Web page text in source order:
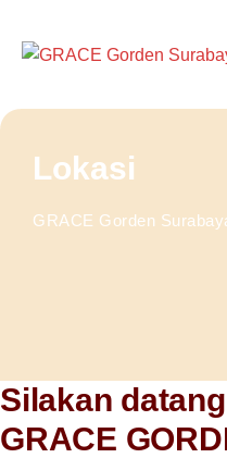
Lokasi
GRACE Gorden
Silakan
GRACE